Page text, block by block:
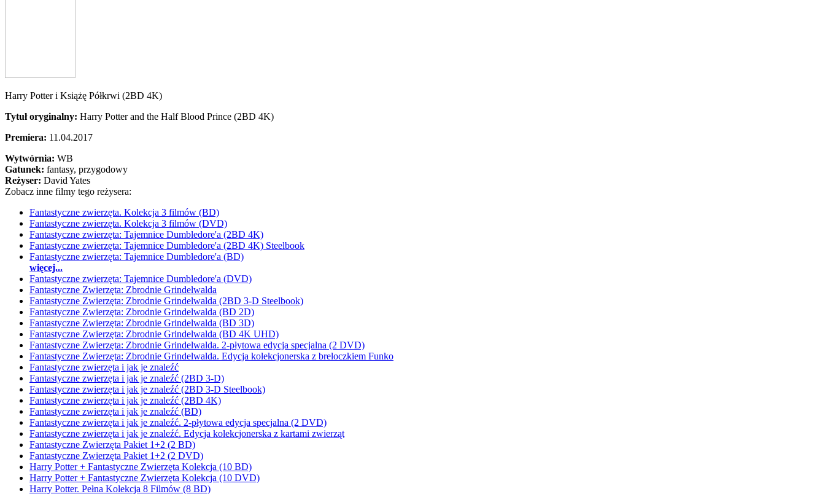
Harry Potter i Książę Półkrwi (2BD 4K)
Tytuł oryginalny: Harry Potter and the Half Blood Prince (2BD 4K)
Premiera: 11.04.2017
Wytwórnia: WB
Gatunek: fantasy, przygodowy
Reżyser: David Yates
Zobacz inne filmy tego reżysera:
Fantastyczne zwierzęta. Kolekcja 3 filmów (BD)
Fantastyczne zwierzęta. Kolekcja 3 filmów (DVD)
Fantastyczne zwierzęta: Tajemnice Dumbledore'a (2BD 4K)
Fantastyczne zwierzęta: Tajemnice Dumbledore'a (2BD 4K) Steelbook
Fantastyczne zwierzęta: Tajemnice Dumbledore'a (BD)
więcej...
Fantastyczne zwierzęta: Tajemnice Dumbledore'a (DVD)
Fantastyczne Zwierzęta: Zbrodnie Grindelwalda
Fantastyczne Zwierzęta: Zbrodnie Grindelwalda (2BD 3-D Steelbook)
Fantastyczne Zwierzęta: Zbrodnie Grindelwalda (BD 2D)
Fantastyczne Zwierzęta: Zbrodnie Grindelwalda (BD 3D)
Fantastyczne Zwierzęta: Zbrodnie Grindelwalda (BD 4K UHD)
Fantastyczne Zwierzęta: Zbrodnie Grindelwalda. 2-płytowa edycja specjalna (2 DVD)
Fantastyczne Zwierzęta: Zbrodnie Grindelwalda. Edycja kolekcjonerska z breloczkiem Funko
Fantastyczne zwierzęta i jak je znaleźć
Fantastyczne zwierzęta i jak je znaleźć (2BD 3-D)
Fantastyczne zwierzęta i jak je znaleźć (2BD 3-D Steelbook)
Fantastyczne zwierzęta i jak je znaleźć (2BD 4K)
Fantastyczne zwierzęta i jak je znaleźć (BD)
Fantastyczne zwierzęta i jak je znaleźć. 2-płytowa edycja specjalna (2 DVD)
Fantastyczne zwierzęta i jak je znaleźć. Edycja kolekcjonerska z kartami zwierząt
Fantastyczne Zwierzęta Pakiet 1+2 (2 BD)
Fantastyczne Zwierzęta Pakiet 1+2 (2 DVD)
Harry Potter + Fantastyczne Zwierzęta Kolekcja (10 BD)
Harry Potter + Fantastyczne Zwierzęta Kolekcja (10 DVD)
Harry Potter. Pełna Kolekcja 8 Filmów (8 BD)